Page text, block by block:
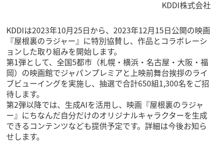
KDDI株式会社
KDDIは2023年10月25日から、2023年12月15日公開の映画
『屋根裏のラジャー』に特別協賛し、作品とコラボレーシ
ョンした取り組みを開始します。
第1弾として、全国5都市（札幌・横浜・名古屋・大阪・福
岡）の映画館でジャパンプレミアと上映前舞台挨拶のライ
ブビューイングを実施し、抽選で合計650組1,300名をご招
待します。
第2弾以降では、生成AIを活用し、映画『屋根裏のラジャ
ー』にちなんだ自分だけのオリジナルキャラクターを生成
できるコンテンツなども提供予定です。詳細は今後お知ら
せします。